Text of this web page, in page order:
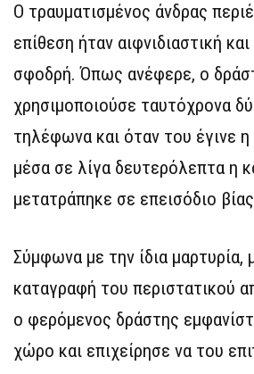
Ο τραυματισμένος άνδρας
επίθεση ήταν αιφνιδιαστική και
σφοδρή. Όπως ανέφερε, ο
χρησιμοποιούσε ταυτόχρονα
τηλέφωνα και όταν του έγινε
μέσα σε λίγα δευτερόλεπτα η
μετατράπηκε σε επεισόδιο
Σύμφωνα με την ίδια μαρτυρία,
καταγραφή του περιστατικού
ο φερόμενος δράστης
χώρο και επιχείρησε να του